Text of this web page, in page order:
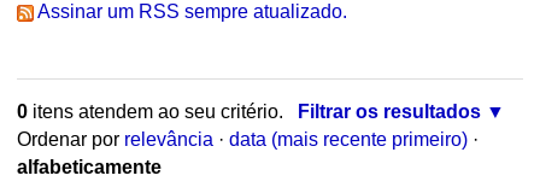
Assinar um RSS sempre atualizado.
0itens atendem ao seu critério.
Filtrar os resultados
Ordenar por relevância · data (mais recente primeiro) ·
alfabeticamente